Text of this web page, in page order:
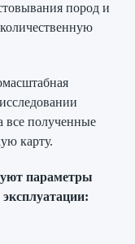
пород и
все полученные
карту.
параметры
эксплуатации: